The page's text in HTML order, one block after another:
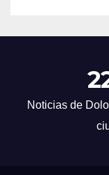
Noticias de